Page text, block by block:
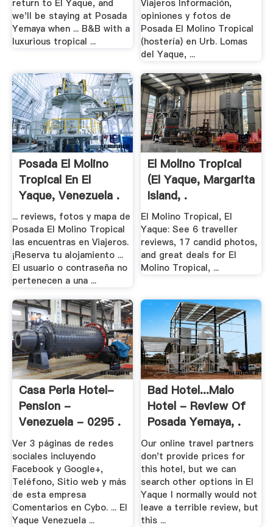
return to El Yaque, and
we'll be staying at Posada
Yemaya when ... B&B with a
luxurious tropical ...
Viajeros Información,
opiniones y fotos de
Posada El Molino Tropical
(hostería) en Urb. Lomas
del Yaque, ...
Posada El Molino
Tropical En El
Yaque, Venezuela .
... reviews, fotos y mapa de
Posada El Molino Tropical
las encuentras en Viajeros.
¡Reserva tu alojamiento ...
El usuario o contraseña no
pertenecen a una ...
El Molino Tropical
(El Yaque, Margarita
Island, .
El Molino Tropical, El
Yaque: See 6 traveller
reviews, 17 candid photos,
and great deals for El
Molino Tropical, ...
Casa Perla Hotel-
Pension -
Venezuela - 0295 .
Ver 3 páginas de redes
sociales incluyendo
Facebook y Google+,
Teléfono, Sitio web y más
de esta empresa
Comentarios en Cybo. ... El
Yaque Venezuela ...
Bad Hotel...malo
Hotel - Review Of
Posada Yemaya, .
Our online travel partners
don't provide prices for
this hotel, but we can
search other options in El
Yaque I normally would not
leave a terrible review, but
this ...